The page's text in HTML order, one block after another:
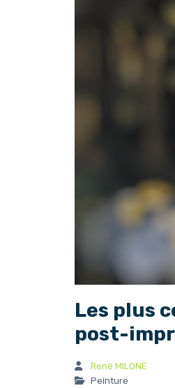
Les plus
post-
René MILONE
Peinture